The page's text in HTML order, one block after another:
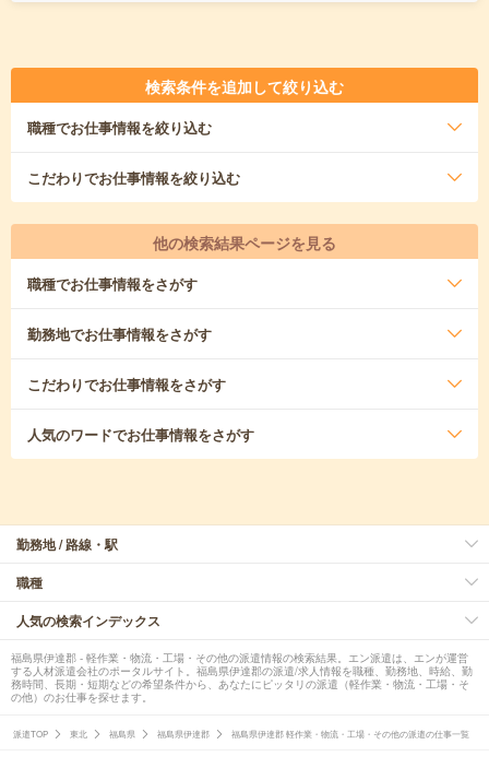
検索条件を追加して絞り込む
職種でお仕事情報を絞り込む
こだわりでお仕事情報を絞り込む
他の検索結果ページを見る
職種でお仕事情報をさがす
勤務地でお仕事情報をさがす
こだわりでお仕事情報をさがす
人気のワードでお仕事情報をさがす
勤務地 / 路線・駅
職種
人気の検索インデックス
福島県伊達郡 - 軽作業・物流・工場・その他の派遣情報の検索結果。エン派遣は、エンが運営
する人材派遣会社のポータルサイト。福島県伊達郡の派遣/求人情報を職種、勤務地、時給、勤
務時間、長期・短期などの希望条件から、あなたにピッタリの派遣（軽作業・物流・工場・そ
の他）のお仕事を探せます。
派遣TOP 東北 福島県 福島県伊達郡 福島県伊達郡 軽作業・物流・工場・その他の派遣の仕事一覧